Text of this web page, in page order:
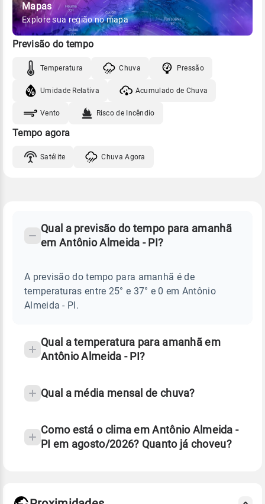
Mapas
Explore sua região no mapa
Previsão do tempo
Temperatura Chuva Pressão
Umidade Relativa Acumulado de Chuva
Vento Risco de Incêndio
Tempo agora
Satélite Chuva Agora
ANTÔNIO
ALMEIDA
Perguntas
sobre
chuva
Qual a previsão do tempo para amanhã
em Antônio Almeida - PI?
A previsão do tempo para amanhã é de
temperaturas entre 25° e 37° e 0 em Antônio
Almeida - PI.
Qual a temperatura para amanhã em
Antônio Almeida - PI?
Qual a média mensal de chuva?
Como está o clima em Antônio Almeida -
PI em agosto/2026? Quanto já choveu?